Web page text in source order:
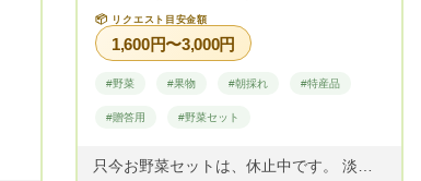
📦 リクエスト目安金額
1,600円〜3,000円
#野菜 #果物 #朝採れ #特産品
#贈答用 #野菜セット